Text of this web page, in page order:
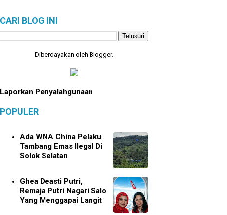
CARI BLOG INI
Diberdayakan oleh Blogger.
Laporkan Penyalahgunaan
POPULER
Ada WNA China Pelaku
Tambang Emas Ilegal Di
Solok Selatan
Ghea Deasti Putri,
Remaja Putri Nagari Salo
Yang Menggapai Langit